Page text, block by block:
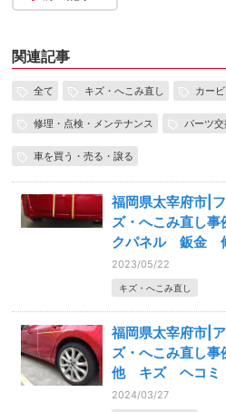
関連記事
全て キズ・へこみ直し カー
修理・点検・メンテナンス パーツ
車を買う・売る・譲る
福岡県太宰府市|
ズ・へこみ直し
クパネル 鈑金
2023/05/22
キズ・へこみ直し
福岡県太宰府市|
ズ・へこみ直し
他 キズ ヘコ
2024/03/27